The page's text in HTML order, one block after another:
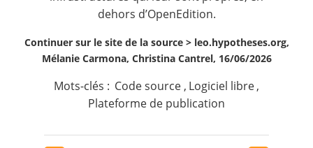
dehors d’OpenEdition.
Continuer sur le site de la source > leo.hypotheses.org,
Mélanie Carmona, Christina Cantrel, 16/06/2026
Mots-clés : Code source , Logiciel libre,
Plateforme de publication